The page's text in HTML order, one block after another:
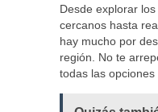
Desde explorar
cercanos hasta
hay mucho por
región. No te
todas las opciones